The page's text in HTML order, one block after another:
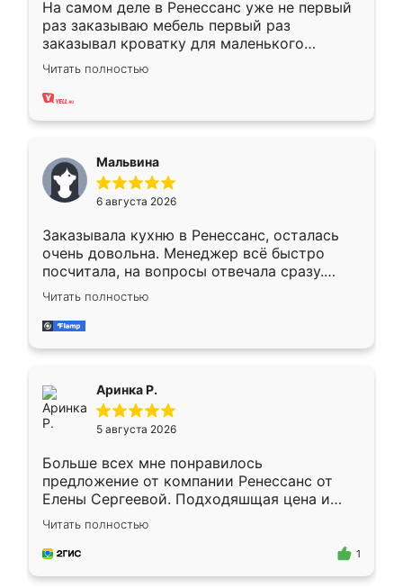
На самом деле в Ренессанс уже не первый
раз заказываю мебель первый раз
заказывал кроватку для маленького
ребёнка при его рождении ,во второй раз
заказал шкаф-купе. По качеству очень
хорошее сборка достаточно быстрая,
меньше, здесь же он более разнообразный.
Мне нравится ,если что-то потребуется из
мебели буду заказывать только здесь.
Читать полностью
Мальвина
6 августа 2026
Заказывала кухню в Ренессанс, осталась
очень довольна. Менеджер всё быстро
посчитала, на вопросы отвечала сразу.
Замерщик приехал в субботу, подошёл к
делу со всей ответственностью. Собрали
за день, ребята работали аккуратно, даже
Читать полностью
Аринка Р.
5 августа 2026
Больше всех мне понравилось
предложение от компании Ренессанс от
Елены Сергеевой. Подходяшщая цена и
короткие сроки изготовления. Приехавший
для замера сотрудник Владислав
предложил по моему эскизу самый
Читать полностью
1